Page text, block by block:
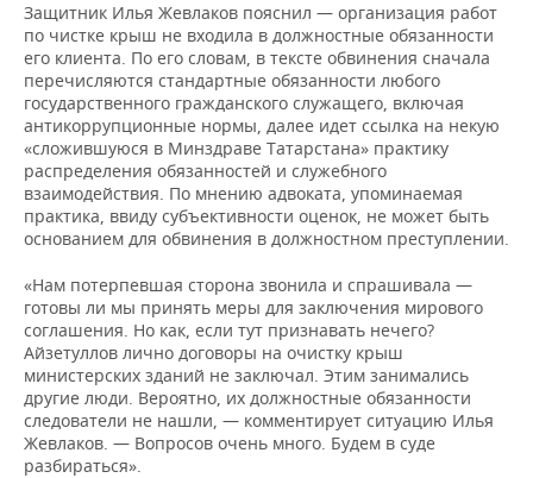
Защитник Илья Жевлаков пояснил — организация работ
по чистке крыш не входила в должностные обязанности
его клиента. По его словам, в тексте обвинения сначала
перечисляются стандартные обязанности любого
государственного гражданского служащего, включая
антикоррупционные нормы, далее идет ссылка на некую
«сложившуюся в Минздраве Татарстана» практику
распределения обязанностей и служебного
взаимодействия. По мнению адвоката, упоминаемая
практика, ввиду субъективности оценок, не может быть
основанием для обвинения в должностном преступлении.
«Нам потерпевшая сторона звонила и спрашивала —
готовы ли мы принять меры для заключения мирового
соглашения. Но как, если тут признавать нечего?
Айзетуллов лично договоры на очистку крыш
министерских зданий не заключал. Этим занимались
другие люди. Вероятно, их должностные обязанности
следователи не нашли, — комментирует ситуацию Илья
Жевлаков. — Вопросов очень много. Будем в суде
разбираться».